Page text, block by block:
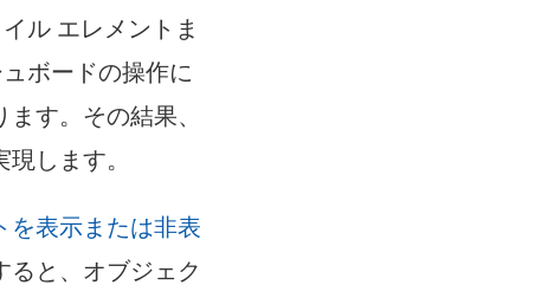
ル エレメントま
ボードの操作に
す。その結果、
します。
を表示または非表
と、オブジェク